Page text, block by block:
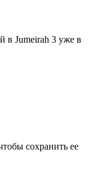
в Jumeirah 3 уже в
сохранить ее